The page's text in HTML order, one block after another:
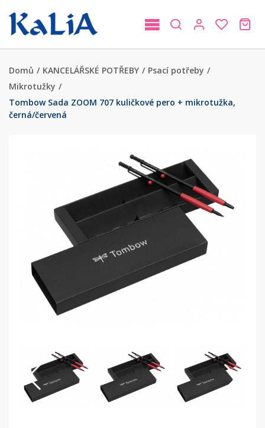
Domů / KANCELÁŘSKÉ POTŘEBY / Psací potřeby /
Mikrotužky /
Tombow Sada ZOOM 707 kuličkové pero + mikrotužka,
černá/červená